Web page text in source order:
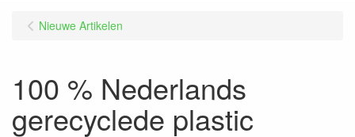
Nieuwe Artikelen
100 % Nederlands
gerecyclede plastic